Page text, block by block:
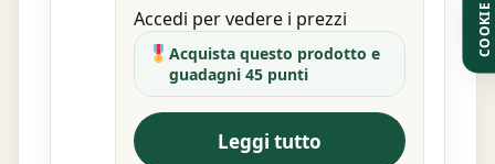
Accedi per vedere i prezzi
Acquista questo prodotto e
guadagni 45 punti
Leggi tutto
COOKIE